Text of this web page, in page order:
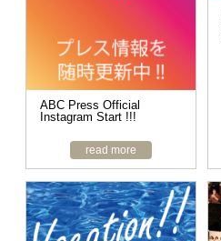
ABC Press Official
Instagram Start !!!
read more